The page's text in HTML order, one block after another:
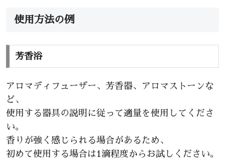
使用方法の例
芳香浴
アロマディフューザー、芳香器、アロマストーンな
ど、
使用する器具の説明に従って適量を使用してくださ
い。
香りが強く感じられる場合があるため、
初めて使用する場合は1滴程度からお試しください。